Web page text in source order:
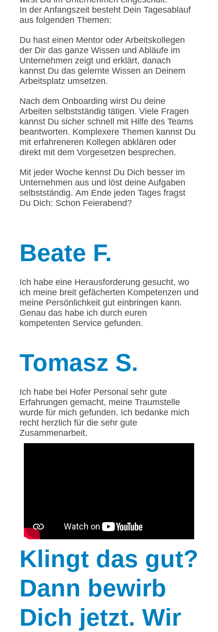
In der Anfangszeit besteht Dein Tagesablauf
aus folgenden Themen:
Du hast einen Mentor oder Arbeitskollegen
der Dir das ganze Wissen und Abläufe im
Unternehmen zeigt und erklärt, danach
kannst Du das gelernte Wissen an Deinem
Arbeitsplatz umsetzen.
Nach dem Onboarding wirst Du deine
Arbeiten selbstständig tätigen. Viele Fragen
kannst Du sicher schnell mit Hilfe des Teams
beantworten. Komplexere Themen kannst Du
mit erfahreneren Kollegen abklären oder
direkt mit dem Vorgesetzen besprechen.
Mit jeder Woche kennst Du Dich besser im
Unternehmen aus und löst deine Aufgaben
selbstständig. Am Ende jeden Tages fragst
Du Dich: Schon Feierabend?
Beate F.
Ich habe eine Herausforderung gesucht, wo
ich meine breit gefächerten Kompetenzen und
meine Persönlichkeit gut einbringen kann.
Genau das habe ich durch euren
kompetenten Service gefunden.
Tomasz S.
Ich habe bei Hofer Personal sehr gute
Erfahrungen gemacht, meine Traumstelle
wurde für mich gefunden. Ich bedanke mich
recht herzlich für die sehr gute
Zusammenarbeit.
Klingt das gut?
Dann bewirb
Dich jetzt. Wir